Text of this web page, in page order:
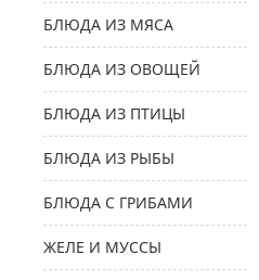
БЛЮДА ИЗ МЯСА
БЛЮДА ИЗ ОВОЩЕЙ
БЛЮДА ИЗ ПТИЦЫ
БЛЮДА ИЗ РЫБЫ
БЛЮДА С ГРИБАМИ
ЖЕЛЕ И МУССЫ